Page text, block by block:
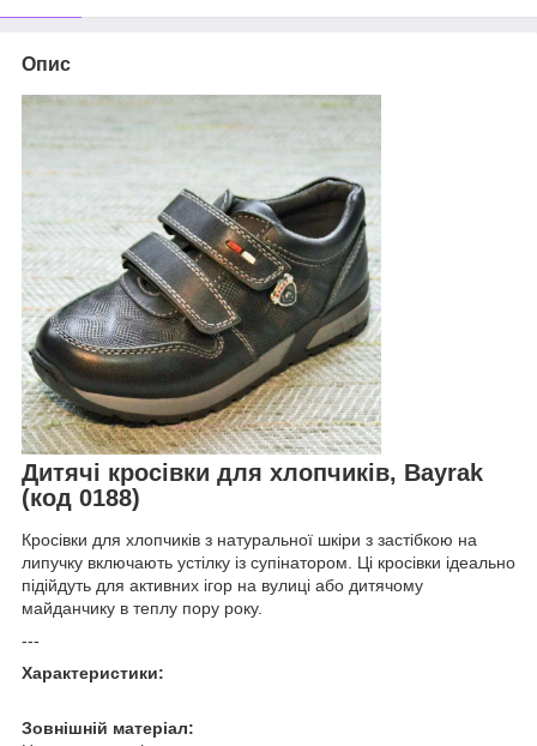
Опис
Дитячі кросівки для хлопчиків, Bayrak
(код 0188)
Кросівки для хлопчиків з натуральної шкіри з застібкою на
липучку включають устілку із супінатором. Ці кросівки ідеально
підійдуть для активних ігор на вулиці або дитячому
майданчику в теплу пору року.
---
Характеристики:
Зовнішній матеріал: